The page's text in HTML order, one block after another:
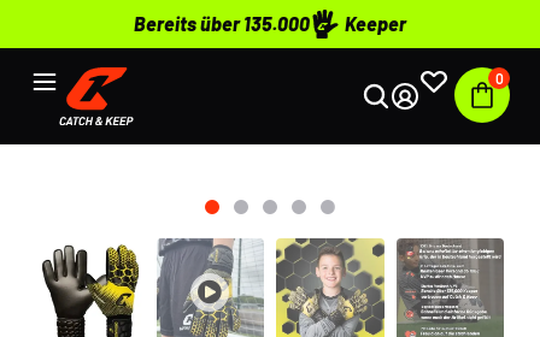
Bereits über 135.000 Keeper
0